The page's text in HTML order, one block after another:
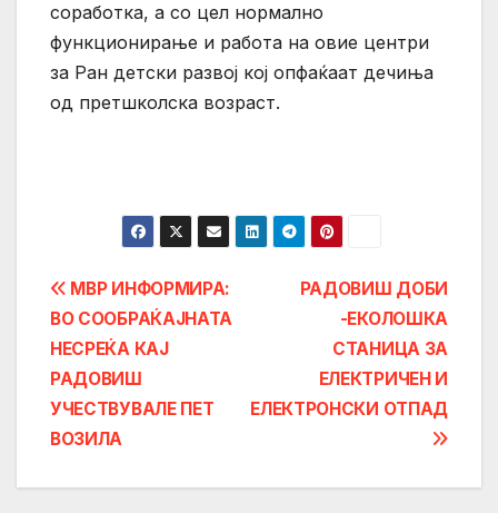
соработка, а со цел нормално
функционирање и работа на овие центри
за Ран детски развој кој опфаќаат дечиња
од претшколска возраст.
Post
navigation
РАДОВИШ ДОБИ
-ЕКОЛОШКА
СТАНИЦА ЗА
ЕЛЕКТРИЧЕН И
ЕЛЕКТРОНСКИ ОТПАД
МВР ИНФОРМИРА:
ВО СООБРАЌАЈНАТА
НЕСРЕЌА КАЈ
РАДОВИШ
УЧЕСТВУВАЛЕ ПЕТ
ВОЗИЛА